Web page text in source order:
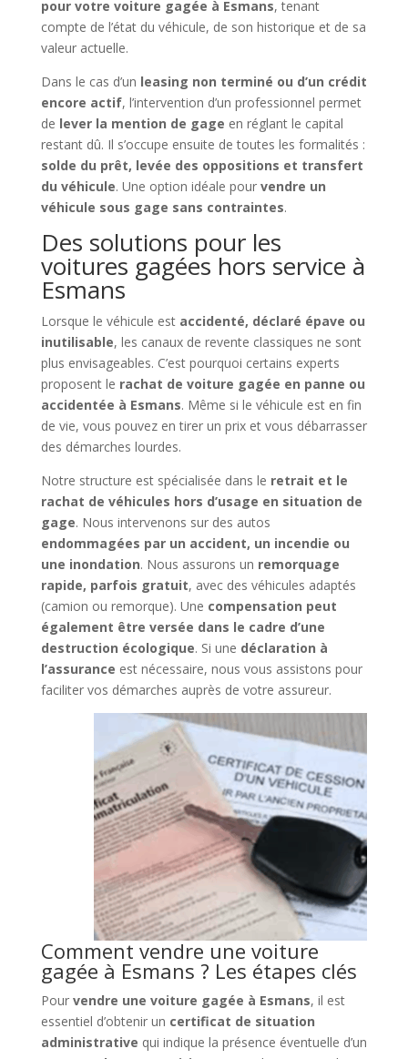
pour votre voiture gagée à Esmans, tenant
compte de l’état du véhicule, de son historique et de sa
valeur actuelle.
Dans le cas d’un leasing non terminé ou d’un crédit
encore actif, l’intervention d’un professionnel permet
de lever la mention de gage en réglant le capital
restant dû. Il s’occupe ensuite de toutes les formalités :
solde du prêt, levée des oppositions et transfert
du véhicule. Une option idéale pour vendre un
véhicule sous gage sans contraintes.
Des solutions pour les
voitures gagées hors service à
Esmans
Lorsque le véhicule est accidenté, déclaré épave ou
inutilisable, les canaux de revente classiques ne sont
plus envisageables. C’est pourquoi certains experts
proposent le rachat de voiture gagée en panne ou
accidentée à Esmans. Même si le véhicule est en fin
de vie, vous pouvez en tirer un prix et vous débarrasser
des démarches lourdes.
Notre structure est spécialisée dans le retrait et le
rachat de véhicules hors d’usage en situation de
gage. Nous intervenons sur des autos
endommagées par un accident, un incendie ou
une inondation. Nous assurons un remorquage
rapide, parfois gratuit, avec des véhicules adaptés
(camion ou remorque). Une compensation peut
également être versée dans le cadre d’une
destruction écologique. Si une déclaration à
l’assurance est nécessaire, nous vous assistons pour
faciliter vos démarches auprès de votre assureur.
Comment vendre une voiture
gagée à Esmans ? Les étapes clés
Pour vendre une voiture gagée à Esmans, il est
essentiel d’obtenir un certificat de situation
administrative qui indique la présence éventuelle d’un